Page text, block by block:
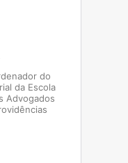
do
da Escola
Advogados